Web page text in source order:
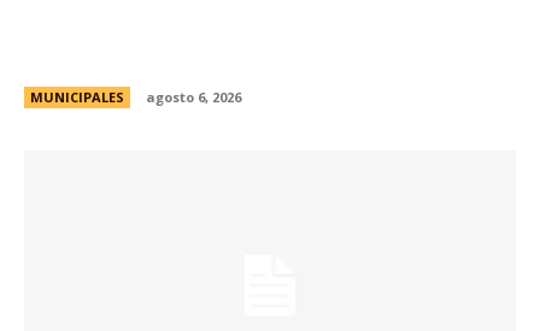
MUNICIPALES agosto 6, 2026